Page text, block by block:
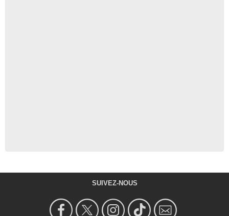
SUIVEZ-NOUS